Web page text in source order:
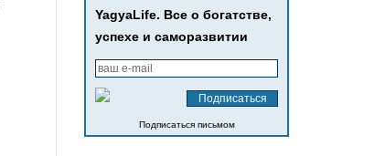
YagyaLife. Все о богатстве,
успехе и саморазвитии
Подписаться письмом